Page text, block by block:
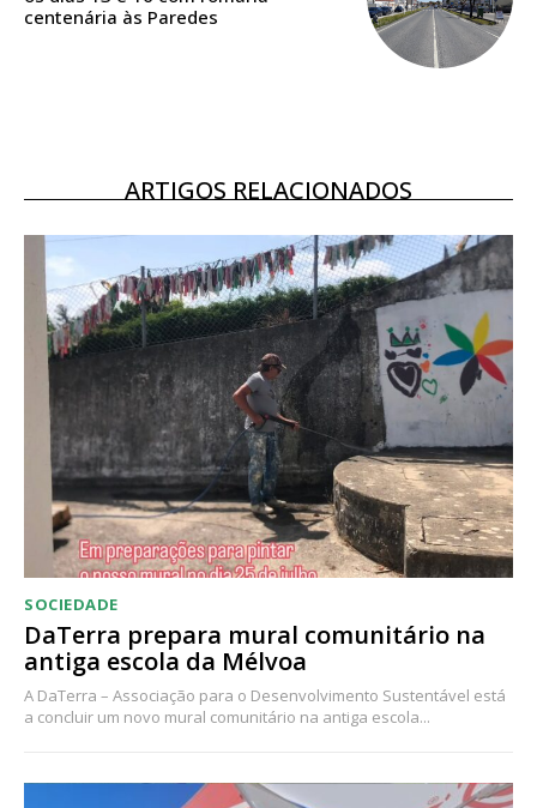
centenária às Paredes
ARTIGOS RELACIONADOS
SOCIEDADE
DaTerra prepara mural comunitário na
antiga escola da Mélvoa
A DaTerra – Associação para o Desenvolvimento Sustentável está
a concluir um novo mural comunitário na antiga escola...